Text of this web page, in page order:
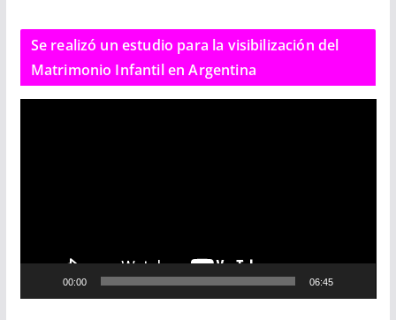
Se realizó un estudio para la visibilización del
Matrimonio Infantil en Argentina
c
00:00 06:45